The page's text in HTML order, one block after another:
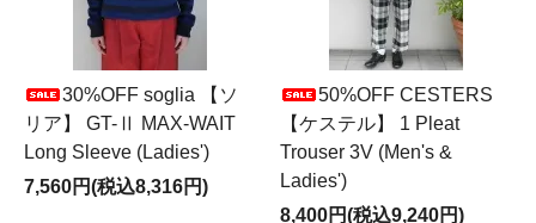
30%OFF soglia 【ソ
リア】 GT-Ⅱ MAX-WAIT
Long Sleeve (Ladies')
7,560円(税込8,316円)
50%OFF CESTERS
【ケステル】 1 Pleat
Trouser 3V (Men's &
Ladies')
8,400円(税込9,240円)